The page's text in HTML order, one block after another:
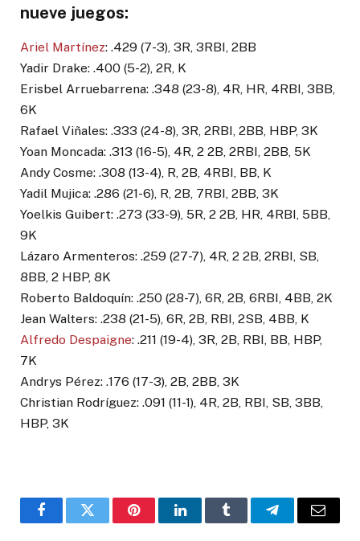
nueve juegos:
Ariel Martínez: .429 (7-3), 3R, 3RBI, 2BB
Yadir Drake: .400 (5-2), 2R, K
Erisbel Arruebarrena: .348 (23-8), 4R, HR, 4RBI, 3BB,
6K
Rafael Viñales: .333 (24-8), 3R, 2RBI, 2BB, HBP, 3K
Yoan Moncada: .313 (16-5), 4R, 2 2B, 2RBI, 2BB, 5K
Andy Cosme: .308 (13-4), R, 2B, 4RBI, BB, K
Yadil Mujica: .286 (21-6), R, 2B, 7RBI, 2BB, 3K
Yoelkis Guibert: .273 (33-9), 5R, 2 2B, HR, 4RBI, 5BB,
9K
Lázaro Armenteros: .259 (27-7), 4R, 2 2B, 2RBI, SB,
8BB, 2 HBP, 8K
Roberto Baldoquín: .250 (28-7), 6R, 2B, 6RBI, 4BB, 2K
Jean Walters: .238 (21-5), 6R, 2B, RBI, 2SB, 4BB, K
Alfredo Despaigne: .211 (19-4), 3R, 2B, RBI, BB, HBP,
7K
Andrys Pérez: .176 (17-3), 2B, 2BB, 3K
Christian Rodríguez: .091 (11-1), 4R, 2B, RBI, SB, 3BB,
HBP, 3K
FacebookTwitter PinterestLinkedInTumblr TelegramEmail